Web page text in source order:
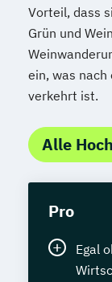
Vorteil, dass
Grün und
ein, was nach
verkehrt ist.
Alle
Pro
Egal